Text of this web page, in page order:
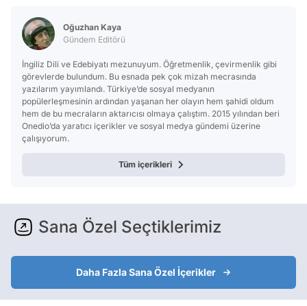
Oğuzhan Kaya
Gündem Editörü
İngiliz Dili ve Edebiyatı mezunuyum. Öğretmenlik, çevirmenlik gibi
görevlerde bulundum. Bu esnada pek çok mizah mecrasında
yazılarım yayımlandı. Türkiye’de sosyal medyanın
popülerleşmesinin ardından yaşanan her olayın hem şahidi oldum
hem de bu mecraların aktarıcısı olmaya çalıştım. 2015 yılından beri
Onedio’da yaratıcı içerikler ve sosyal medya gündemi üzerine
çalışıyorum.
Tüm içerikleri
Sana Özel Seçtiklerimiz
Daha Fazla Sana Özel İçerikler